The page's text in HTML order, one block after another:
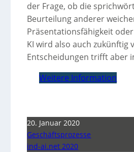
der Frage, ob die
Beurteilung anderer
Präsentationsfähigkeit
KI wird also auch
Entscheidungen trifft aber
Weitere Information
20. Januar 2020
Geschäftsprozesse
ind-ai.net 2020